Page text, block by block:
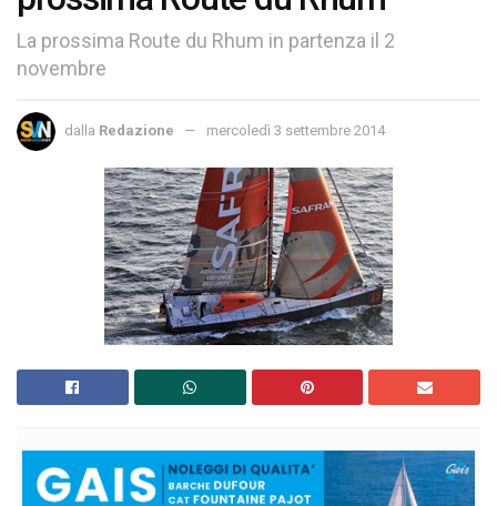
La prossima Route du Rhum in partenza il 2
novembre
dalla Redazione mercoledì 3 settembre 2014